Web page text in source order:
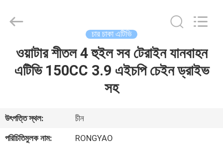
বাড়ি
আমাদের
সম্পর্কে
Vehicle
Co.,Ltd.
চার চাকা এটিভি
ওয়াটার শীতল 4 হুইল সব টেরাইন যানবাহন
এটিভি 150CC 3.9 এইচপি চেইন ড্রাইভ
সহ
উৎপত্তি স্থল:
চীন
পরিচিতিমুলক নাম:
RONGYAO